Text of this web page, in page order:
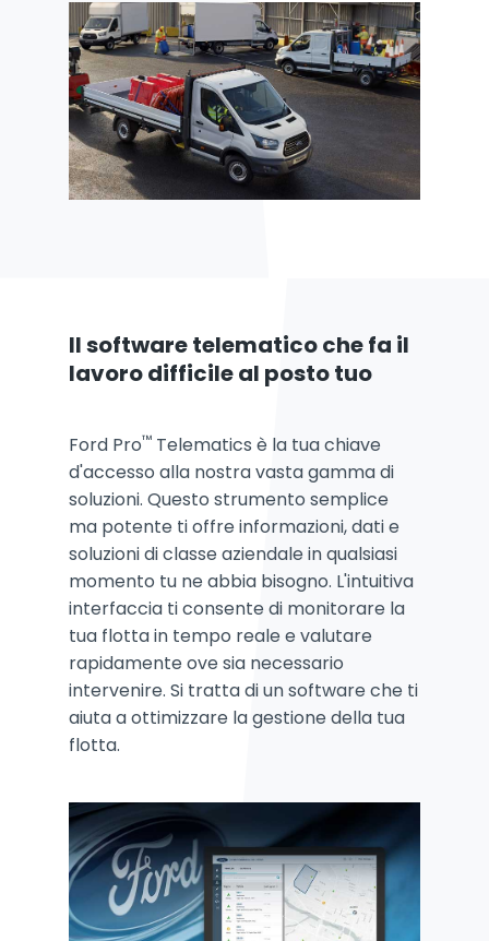
Il software telematico che fa il
lavoro difficile al posto tuo
Ford Pro™ Telematics è la tua chiave
d'accesso alla nostra vasta gamma di
soluzioni. Questo strumento semplice
ma potente ti offre informazioni, dati e
soluzioni di classe aziendale in qualsiasi
momento tu ne abbia bisogno. L'intuitiva
interfaccia ti consente di monitorare la
tua flotta in tempo reale e valutare
rapidamente ove sia necessario
intervenire. Si tratta di un software che ti
aiuta a ottimizzare la gestione della tua
flotta.